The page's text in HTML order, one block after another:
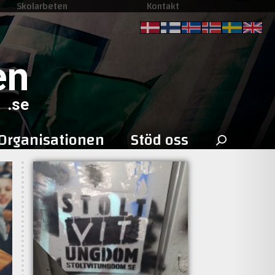
Skolarbeten Kontakt
.se
Stöd oss Sök
efter: